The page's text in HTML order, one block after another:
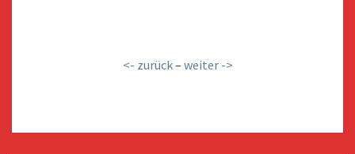
<- zurück– weiter ->